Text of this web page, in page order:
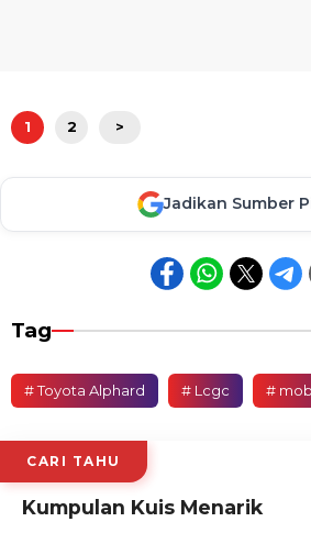
1 2 >
Jadikan Sumber
Tag
# Toyota Alphard # Lcgc #
CARI TAHU
Kumpulan Kuis Menarik